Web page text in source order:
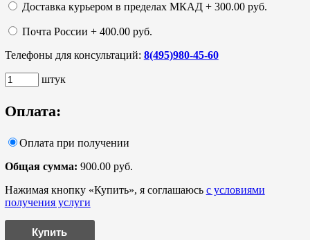
Доставка курьером в пределах МКАД + 300.00 руб.
Почта России + 400.00 руб.
Телефоны для консультаций: 8(495)980-45-60
штук
Оплата:
Оплата при получении
Общая сумма: 900.00 руб.
Нажимая кнопку «Купить», я соглашаюсь с условиями
получения услуги